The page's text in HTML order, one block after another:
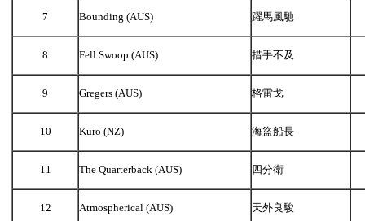
7 Bounding (AUS) 躍馬風馳
8 Fell Swoop (AUS) 措手不及
9 Gregers (AUS) 格雷戈
10 Kuro (NZ) 海盜船長
11 The Quarterback (AUS) 四分衛
12 Atmospherical (AUS) 天外良駿